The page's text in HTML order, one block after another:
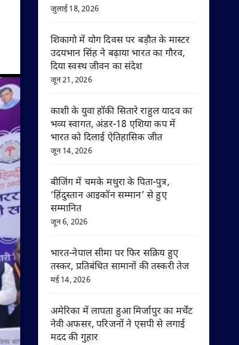
जुलाई 18, 2026
शिकागो में योग दिवस पर बड़ौत के मास्टर
उदयभान सिंह ने बढ़ाया भारत का गौरव,
दिया स्वस्थ जीवन का संदेश
जून 21, 2026
काशी के युवा हॉकी सितारे राहुल यादव का
भव्य स्वागत, अंडर-18 एशिया कप में
भारत को दिलाई ऐतिहासिक जीत
जून 14, 2026
बीजिंग में चमके मथुरा के पिता-पुत्र,
‘हिंदुस्तान आइकॉन सम्मान’ से हुए
सम्मानित
जून 6, 2026
भारत-नेपाल सीमा पर फिर सक्रिय हुए
तस्कर, प्रतिबंधित सामानों की तस्करी तेज
मई 14, 2026
अमेरिका में लापता हुआ मिर्जापुर का मर्चेंट
नेवी अफसर, परिजनों ने एसपी से लगाई
मदद की गुहार